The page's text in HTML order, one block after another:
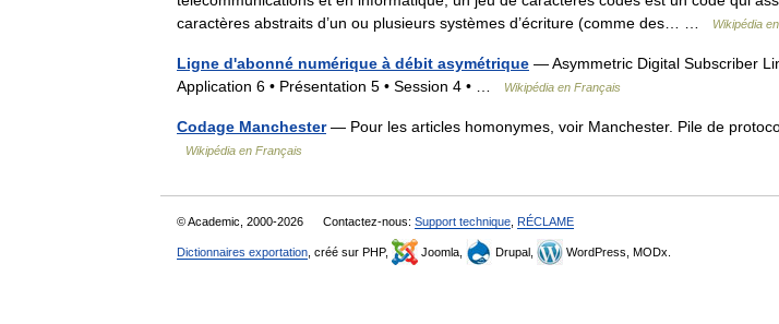
caractères abstraits d’un ou plusieurs systèmes d’écriture (comme des… …
Wikipédia
Ligne d'abonné numérique à débit asymétrique — Asymmetric Digital Subscriber
Application 6 • Présentation 5 • Session 4 • …
Wikipédia en Français
Codage Manchester— Pour les articles homonymes, voir Manchester. Pile de
Wikipédia en Français
© Academic, 2000-2026 Contactez-nous: Support technique RÉCLAME
Dictionnaires exportation , créé sur PHP, Joomla, Drupal, WordPress, MODx.